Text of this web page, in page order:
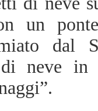
un
dal
neve in